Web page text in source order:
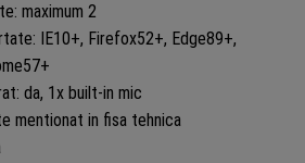
maximum 2
IE10+, Firefox52+, Edge89+,
da, 1x built-in mic
mentionat in fisa tehnica